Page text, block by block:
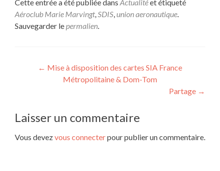
Cette entrée a été publiée dans Actualitéet étiqueté
Aéroclub Marie Marvingt, SDIS union aeronautique
Sauvegarder le permalien
Navigation
← Mise à disposition des cartes SIA France
Métropolitaine & Dom-Tom
Partage →
Laisser un commentaire
Vous devezvous connecterpour publier un commentaire.